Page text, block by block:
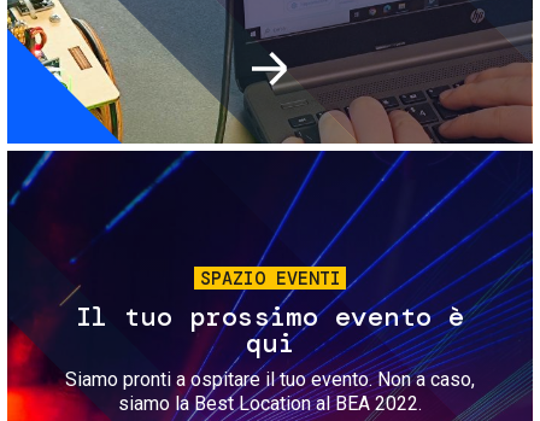
Immagine
SPAZIO EVENTI
Il tuo prossimo evento è
qui
Siamo pronti a ospitare il tuo evento. Non a caso,
siamo la Best Location al BEA 2022.